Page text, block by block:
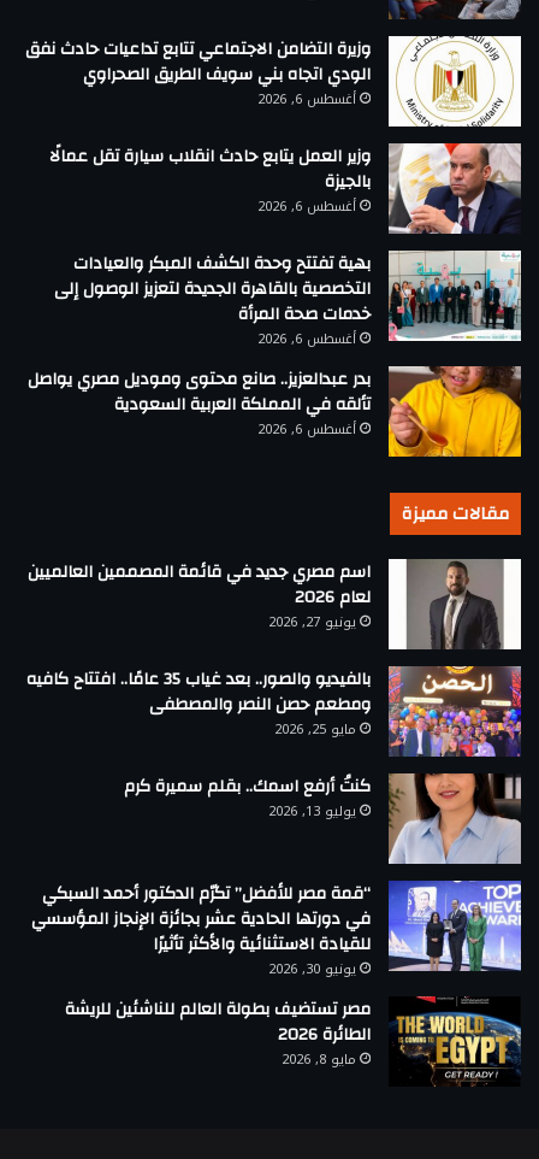
وزيرة التضامن الاجتماعي تتابع تداعيات حادث نفق
الودي اتجاه بني سويف الطريق الصحراوي
أغسطس 6, 2026
وزير العمل يتابع حادث انقلاب سيارة تقل عمالًا
بالجيزة
أغسطس 6, 2026
بهية تفتتح وحدة الكشف المبكر والعيادات
التخصصية بالقاهرة الجديدة لتعزيز الوصول إلى
خدمات صحة المرأة
أغسطس 6, 2026
بدر عبدالعزيز.. صانع محتوى وموديل مصري يواصل
تألقه في المملكة العربية السعودية
أغسطس 6, 2026
مقالات مميزة
اسم مصري جديد في قائمة المصممين العالميين
لعام 2026
يونيو 27, 2026
بالفيديو والصور.. بعد غياب 35 عامًا.. افتتاح كافيه
ومطعم حصن النصر والمصطفى
مايو 25, 2026
كنتُ أرفع اسمك.. بقلم سميرة كرم
يوليو 13, 2026
“قمة مصر للأفضل” تكرّم الدكتور أحمد السبكي
في دورتها الحادية عشر بجائزة الإنجاز المؤسسي
للقيادة الاستثنائية والأكثر تأثيرًا
يونيو 30, 2026
مصر تستضيف بطولة العالم للناشئين للريشة
الطائرة 2026
مايو 8, 2026